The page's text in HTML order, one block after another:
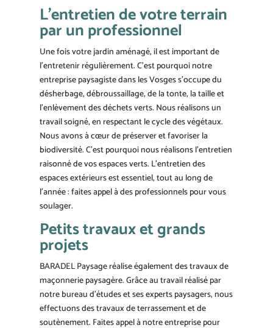
L’entretien de votre terrain
par un professionnel
Une fois votre jardin aménagé, il est important de
l’entretenir régulièrement. C’est pourquoi notre
entreprise paysagiste dans les Vosges s’occupe du
désherbage, débroussaillage, de la tonte, la taille et
l’enlèvement des déchets verts. Nous réalisons un
travail soigné, en respectant le cycle des végétaux.
Nous avons à cœur de préserver et favoriser la
biodiversité. C’est pourquoi nous réalisons l’entretien
raisonné de vos espaces verts. L’entretien des
espaces extérieurs est essentiel, tout au long de
l’année : faites appel à des professionnels pour vous
soulager.
Petits travaux et grands
projets
BARADEL Paysage réalise également des travaux de
maçonnerie paysagère. Grâce au travail réalisé par
notre bureau d’études et ses experts paysagers, nous
effectuons des travaux de terrassement et de
soutènement. Faites appel à notre entreprise pour